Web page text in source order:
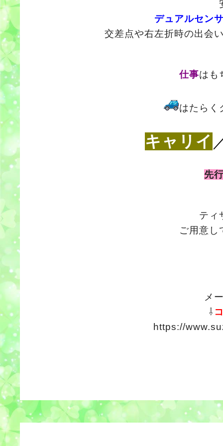
デュアルセン
交差点や右左折時の出会
仕事はも
はたら
キャリイ
先
ティ
ご用意し
メ
⇩
https://